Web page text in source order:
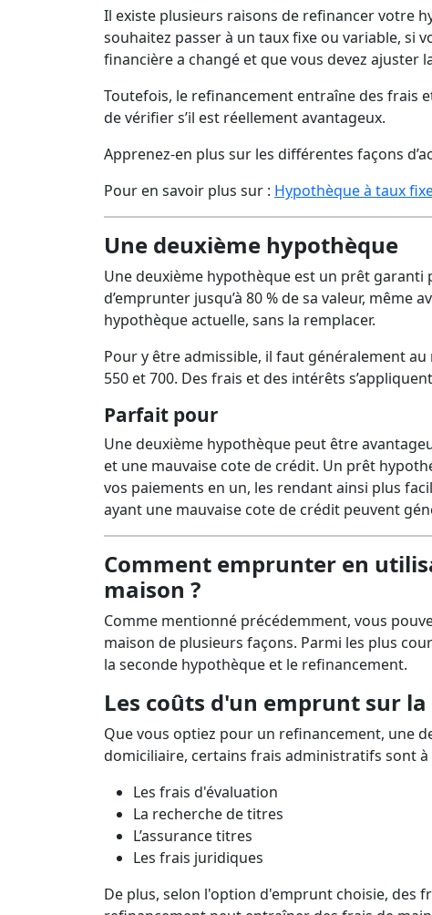
Il existe plusieurs raisons de refinancer votre
souhaitez passer à un taux fixe ou variable, si
financière a changé et que vous devez ajuster
Toutefois, le refinancement entraîne des frais
de vérifier s’il est réellement avantageux.
Apprenez-en plus sur les différentes façons
Pour en savoir plus sur : Hypothèque à taux
Une deuxième hypothèque
Une deuxième hypothèque est un prêt
d’emprunter jusqu’à 80 % de sa valeur, même
hypothèque actuelle, sans la remplacer.
Pour y être admissible, il faut généralement
550 et 700. Des frais et des intérêts
Parfait pour
Une deuxième hypothèque peut être
et une mauvaise cote de crédit. Un prêt
vos paiements en un, les rendant ainsi plus
ayant une mauvaise cote de crédit peuvent
Comment emprunter en
maison ?
Comme mentionné précédemment, vous
maison de plusieurs façons. Parmi les plus
la seconde hypothèque et le refinancement.
Les coûts d'un emprunt sur
Que vous optiez pour un refinancement, une
domiciliaire, certains frais administratifs sont
Les frais d'évaluation
La recherche de titres
L’assurance titres
Les frais juridiques
De plus, selon l'option d'emprunt choisie, des